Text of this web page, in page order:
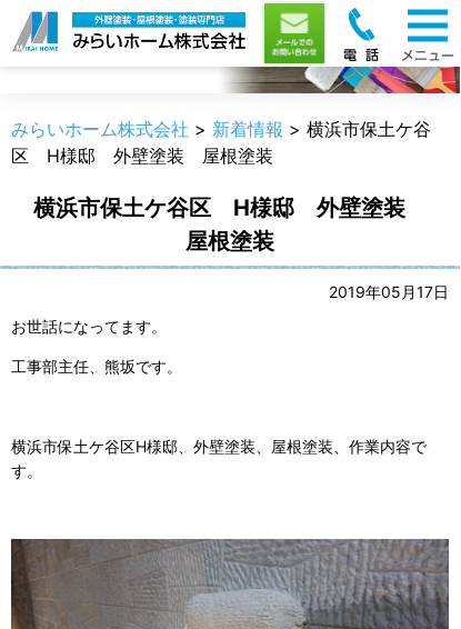
新着情報
みらいホーム株式会社 > 新着情報 > 横浜市保土ケ谷
区 H様邸 外壁塗装 屋根塗装
横浜市保土ケ谷区 H様邸 外壁塗装
屋根塗装
2019年05月17日
お世話になってます。
工事部主任、熊坂です。
横浜市保土ケ谷区H様邸、外壁塗装、屋根塗装、作業内容で
す。